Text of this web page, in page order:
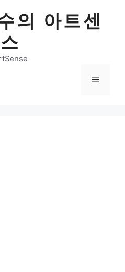
의 아트센
스
Menu